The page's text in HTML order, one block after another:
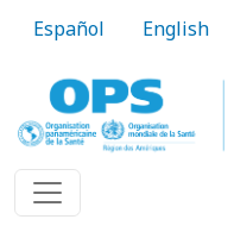
Español English